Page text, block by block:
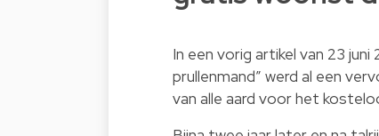
In een vorig artikel van 23 juni
prullenmand” werd al een
van alle aard voor het